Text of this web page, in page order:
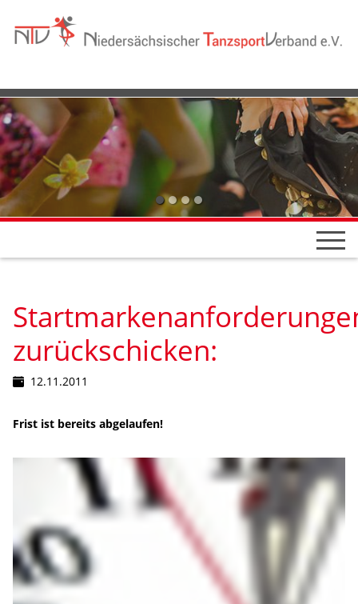
zurückschicken:
12.11.2011
Frist ist bereits abgelaufen!